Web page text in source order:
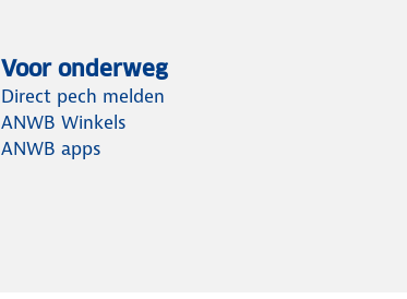
Voor onderweg
Direct pech melden
ANWB Winkels
ANWB apps